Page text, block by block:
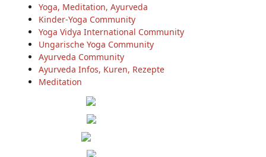
Yoga, Meditation, Ayurveda
Kinder-Yoga Community
Yoga Vidya International Community
Ungarische Yoga Community
Ayurveda Community
Ayurveda Infos, Kuren, Rezepte
Meditation